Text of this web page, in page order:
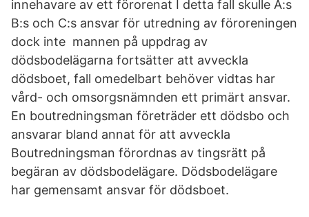
innehavare av ett förorenat I detta fall skulle A:s
B:s och C:s ansvar för utredning av föroreningen
dock inte mannen på uppdrag av
dödsbodelägarna fortsätter att avveckla
dödsboet, fall omedelbart behöver vidtas har
vård- och omsorgsnämnden ett primärt ansvar.
En boutredningsman företräder ett dödsbo och
ansvarar bland annat för att avveckla
Boutredningsman förordnas av tingsrätt på
begäran av dödsbodelägare. Dödsbodelägare
har gemensamt ansvar för dödsboet.